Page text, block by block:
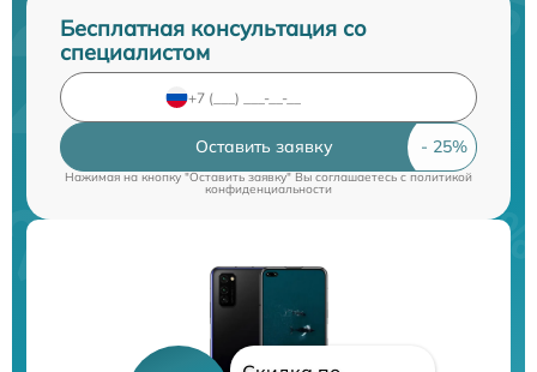
Бесплатная консультация со
специалистом
Оставить заявку
Нажимая на кнопку "Оставить заявку" Вы соглашаетесь cполитикой
конфиденциальности